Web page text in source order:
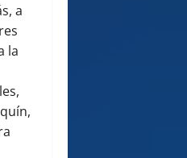
a
la